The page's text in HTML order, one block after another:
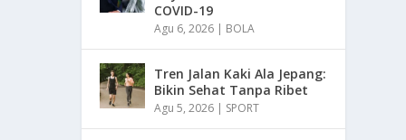
COVID-19
Agu 6, 2026 | BOLA
Tren Jalan Kaki Ala Jepang:
Bikin Sehat Tanpa Ribet
Agu 5, 2026 | SPORT